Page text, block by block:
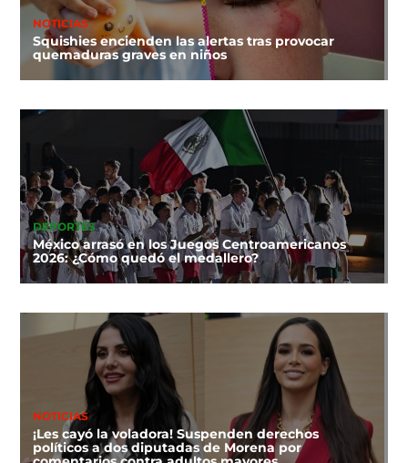
NOTICIAS
Squishies encienden las alertas tras provocar
quemaduras graves en niños
DEPORTES
México arrasó en los Juegos Centroamericanos
2026: ¿Cómo quedó el medallero?
NOTICIAS
¡Les cayó la voladora! Suspenden derechos
políticos a dos diputadas de Morena por